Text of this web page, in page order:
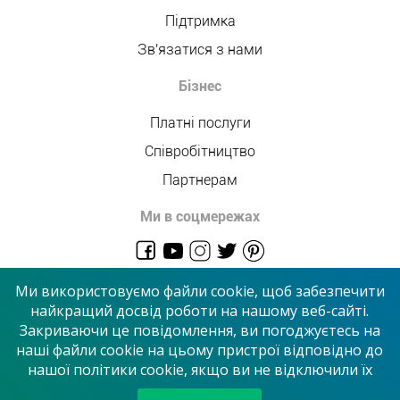
Підтримка
Зв'язатися з нами
Бізнес
Платні послуги
Співробітництво
Партнерам
Ми в соцмережах
© 2026 “Сервісний центр”
Приймаємо до оплати
Ми використовуємо файли cookie, щоб забезпечити
найкращий досвід роботи на нашому веб-сайті.
Закриваючи це повідомлення, ви погоджуєтесь на
наші файли cookie на цьому пристрої відповідно до
нашої політики cookie, якщо ви не відключили їх